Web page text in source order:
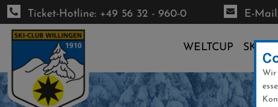
Direkt
zum
Ticket-Hotline: +49 56 32 - 960-0 E-
WELTCUP SKI-
Wir